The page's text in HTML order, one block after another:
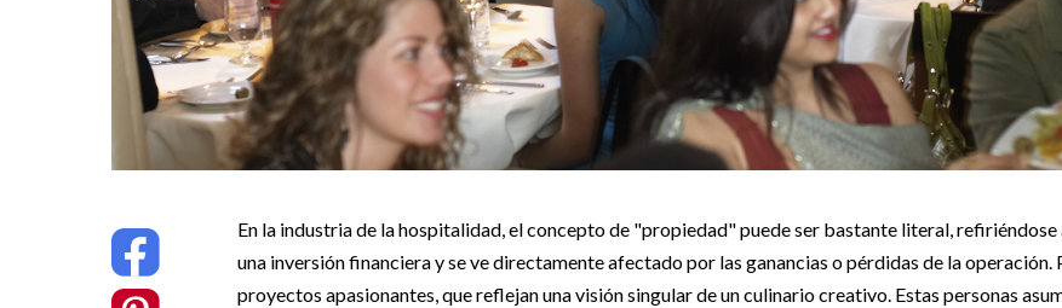
En la industria de la hospitalidad, el concepto de "propiedad" puede ser bastante literal, refiriéndose
una inversión financiera y se ve directamente afectado por las ganancias o pérdidas de la operación.
proyectos apasionantes, que reflejan una visión singular de un culinario creativo. Estas personas